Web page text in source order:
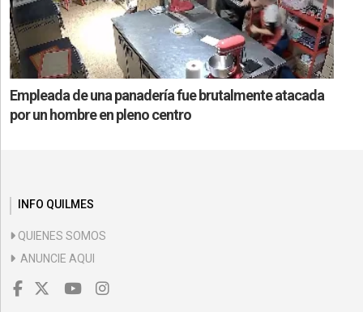
Empleada de una panadería fue brutalmente atacada
por un hombre en pleno centro
INFO QUILMES
QUIENES SOMOS
ANUNCIE AQUI